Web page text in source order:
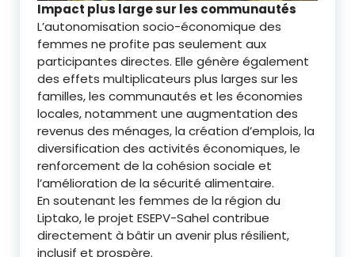
Impact plus large sur les communautés
L’autonomisation socio-économique des
femmes ne profite pas seulement aux
participantes directes. Elle génère également
des effets multiplicateurs plus larges sur les
familles, les communautés et les économies
locales, notamment une augmentation des
revenus des ménages, la création d’emplois, la
diversification des activités économiques, le
renforcement de la cohésion sociale et
l’amélioration de la sécurité alimentaire.
En soutenant les femmes de la région du
Liptako, le projet ESEPV-Sahel contribue
directement à bâtir un avenir plus résilient,
inclusif et prospère.